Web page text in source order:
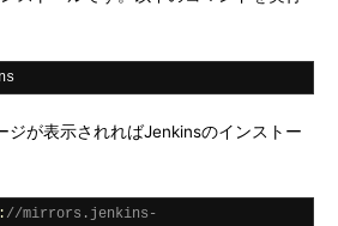
が表示されればJenkinsのインストー
: //mirrors.jenkins-